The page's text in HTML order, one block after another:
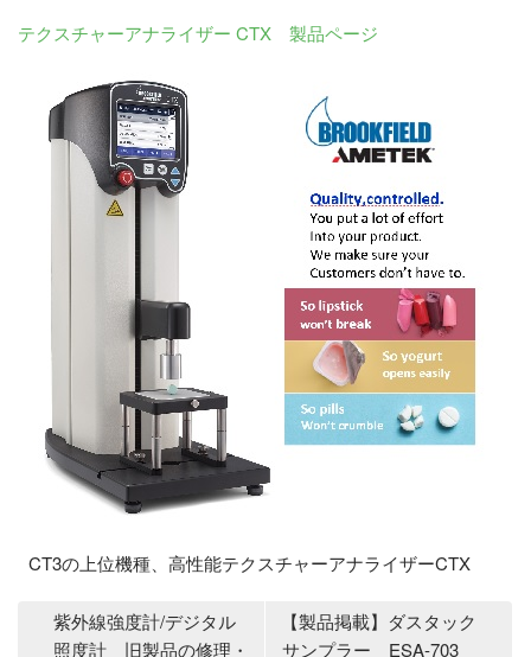
テクスチャーアナライザー CTX 製品ページ
CT3の上位機種、高性能テクスチャーアナライザーCTX
紫外線強度計/デジタル
照度計 旧製品の修理・
【製品掲載】ダスタック
サンプラー ESA-703